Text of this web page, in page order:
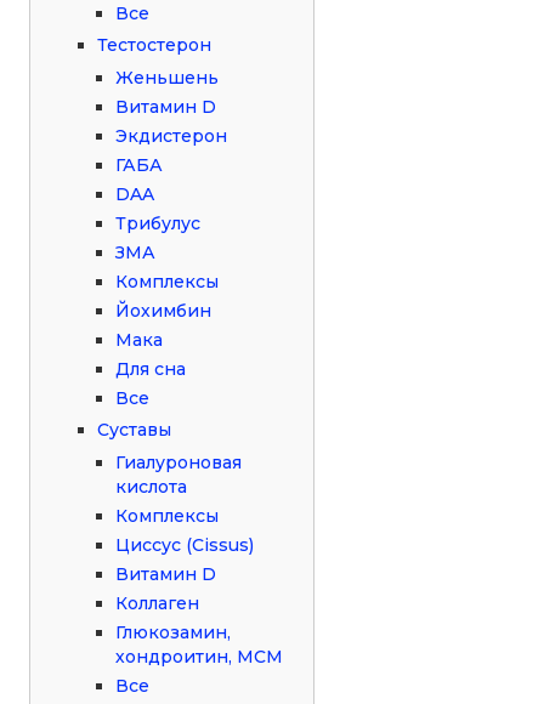
Все
Тестостерон
Женьшень
Витамин D
Экдистерон
ГАБА
DAA
Трибулус
ЗМА
Комплексы
Йохимбин
Мака
Для сна
Все
Суставы
Гиалуроновая
кислота
Комплексы
Циссус (Cissus)
Витамин D
Коллаген
Глюкозамин,
хондроитин, МСМ
Все